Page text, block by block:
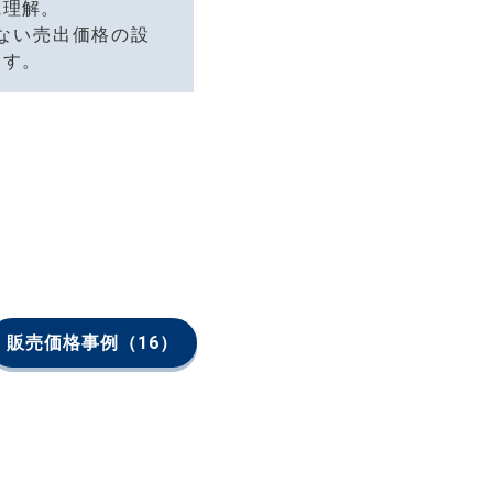
解。
い売出価格の設
。
販売価格事例 （16）